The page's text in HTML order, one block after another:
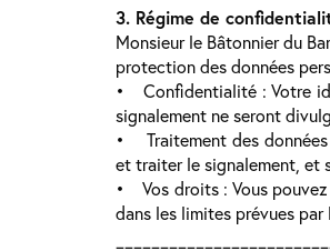
3. Régime de
Monsieur le Bâtonnier du
protection des données
• Confidentialité : Votre
signalement ne seront
• Traitement des données
et traiter le signalement, et
• Vos droits : Vous pouvez
dans les limites prévues par